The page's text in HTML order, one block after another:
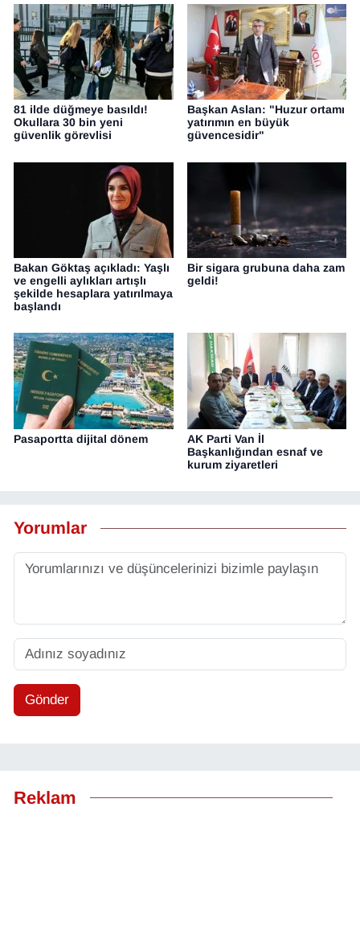
81 ilde düğmeye basıldı!
Okullara 30 bin yeni
güvenlik görevlisi
Başkan Aslan: "Huzur ortamı
yatırımın en büyük
güvencesidir"
Bakan Göktaş açıkladı: Yaşlı
ve engelli aylıkları artışlı
şekilde hesaplara yatırılmaya
başlandı
Bir sigara grubuna daha zam
geldi!
Pasaportta dijital dönem
AK Parti Van İl
Başkanlığından esnaf ve
kurum ziyaretleri
Yorumlar
Gönder
Reklam